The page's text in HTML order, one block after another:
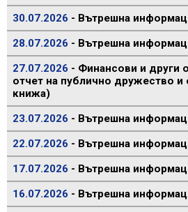
30.07.2026 - Вътрешна
28.07.2026 - Вътрешна
27.07.2026 - Финансови и други
отчет на публично дружество и
книжа)
23.07.2026 - Вътрешна
22.07.2026 - Вътрешна
17.07.2026 - Вътрешна
16.07.2026 - Вътрешна